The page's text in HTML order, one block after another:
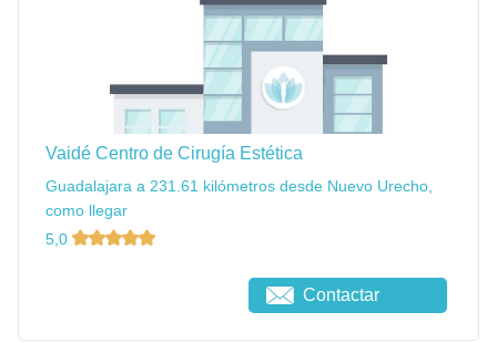
Vaidé Centro de Cirugía Estética
Guadalajara a 231.61 kilómetros desde Nuevo Urecho,
como llegar
5,0
Contactar